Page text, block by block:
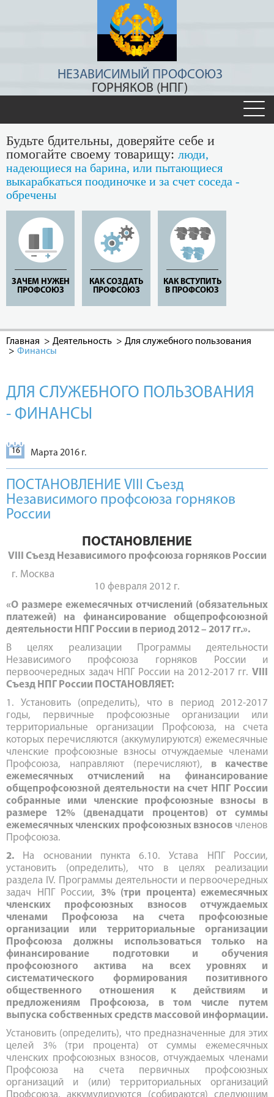
НЕЗАВИСИМЫЙ ПРОФСОЮЗ
ГОРНЯКОВ (НПГ)
Будьте бдительны, доверяйте себе и
помогайте своему товарищу: люди,
надеющиеся на барина, или пытающиеся
выкарабкаться поодиночке и за счет соседа -
обречены
ЗАЧЕМ НУЖЕН
ПРОФСОЮЗ
КАК СОЗДАТЬ
ПРОФСОЮЗ
КАК ВСТУПИТЬ
В ПРОФСОЮЗ
Главная Деятельность
Для служебного пользования
Финансы
ДЛЯ СЛУЖЕБНОГО ПОЛЬЗОВАНИЯ
- ФИНАНСЫ
16 Марта 2016 г.
ПОСТАНОВЛЕНИЕ VIII Съезд
Независимого профсоюза горняков
России
ПОСТАНОВЛЕНИЕ
VIII Съезд Независимого профсоюза горняков России
г. Москва
10 февраля 2012 г.
«О размере ежемесячных отчислений (обязательных
платежей) на финансирование общепрофсоюзной
деятельности НПГ России в период 2012 – 2017 гг.».
В целях реализации Программы деятельности
Независимого профсоюза горняков России и
первоочередных задач НПГ России на 2012-2017 гг. VIII
Съезд НПГ России ПОСТАНОВЛЯЕТ:
1. Установить (определить), что в период 2012-2017
годы, первичные профсоюзные организации или
территориальные организации Профсоюза, на счета
которых перечисляются (аккумулируются) ежемесячные
членские профсоюзные взносы отчуждаемые членами
Профсоюза, направляют (перечисляют), в качестве
ежемесячных отчислений на финансирование
общепрофсоюзной деятельности на счет НПГ России
собранные ими членские профсоюзные взносы в
размере 12% (двенадцати процентов) от суммы
ежемесячных членских профсоюзных взносовчленов
Профсоюза.
2. На основании пункта 6.10. Устава НПГ России,
установить (определить), что в целях реализации
раздела IV. Программы деятельности и первоочередных
задач НПГ России, 3% (три процента) ежемесячных
членских профсоюзных взносов отчуждаемых
членами Профсоюза на счета профсоюзные
организации или территориальные организации
Профсоюза должны использоваться только на
финансирование подготовки и обучения
профсоюзного актива на всех уровнях и
систематического формирования позитивного
общественного отношения к действиям и
предложениям Профсоюза, в том числе путем
выпуска собственных средств массовой информации.
Установить (определить), что предназначенные для этих
целей 3% (три процента) от суммы ежемесячных
членских профсоюзных взносов, отчуждаемых членами
Профсоюза на счета первичных профсоюзных
организаций и (или) территориальных организаций